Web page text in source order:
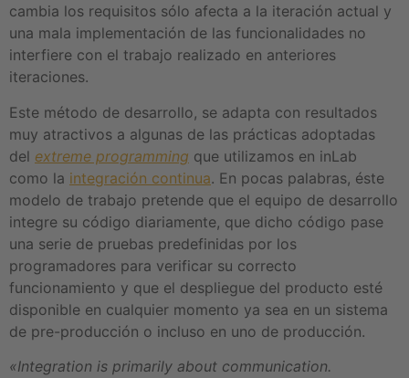
cambia los requisitos sólo afecta a la iteración actual y
una mala implementación de las funcionalidades no
interfiere con el trabajo realizado en anteriores
iteraciones.
Este método de desarrollo, se adapta con resultados
muy atractivos a algunas de las prácticas adoptadas
del extreme programming que utilizamos en inLab
como la integración continua. En pocas palabras, éste
modelo de trabajo pretende que el equipo de desarrollo
integre su código diariamente, que dicho código pase
una serie de pruebas predefinidas por los
programadores para verificar su correcto
funcionamiento y que el despliegue del producto esté
disponible en cualquier momento ya sea en un sistema
de pre-producción o incluso en uno de producción.
«Integration is primarily about communication.